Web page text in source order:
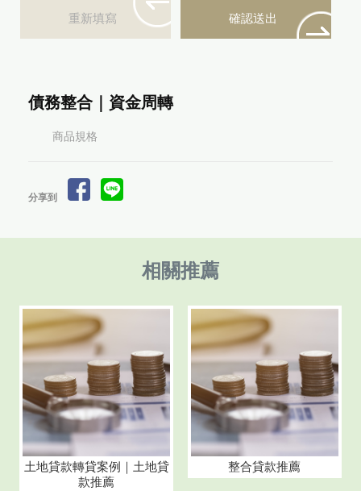
債務整合｜資金周轉
商品規格
分享到
土地貸款轉貸案例｜土地貸
款推薦
整合貸款推薦